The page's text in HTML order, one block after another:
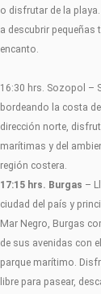
o disfrutar de la
a descubrir pequeñas
encanto.
16:30 hrs. Sozopol –
bordeando la costa
dirección norte,
marítimas y del
región costera.
17:15 hrs. Burgas –
ciudad del país y
Mar Negro, Burgas
de sus avenidas con
parque marítimo.
libre para pasear,